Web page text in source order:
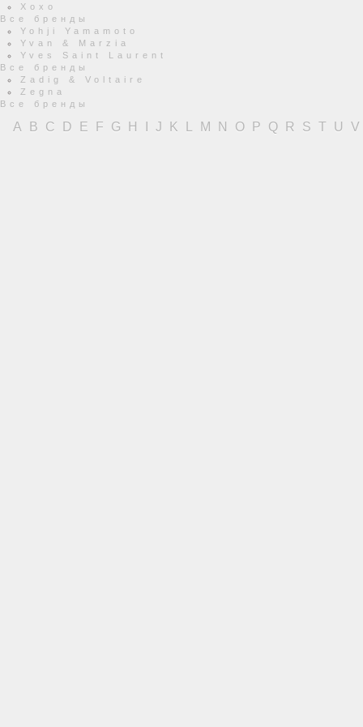
Xoxo
Все бренды
Yohji Yamamoto
Yvan & Marzia
Yves Saint Laurent
Все бренды
Zadig & Voltaire
Zegna
Все бренды
A B C D E F G H J K M N O P Q R S T U V